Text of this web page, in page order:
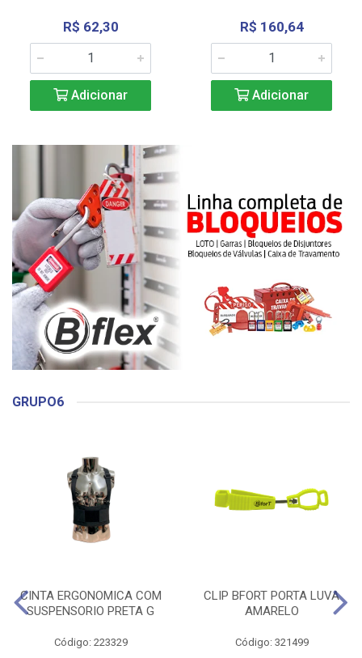
R$ 62,30
Adicionar
R$ 160,64
Adicionar
GRUPO6
CINTA ERGONOMICA COM
SUSPENSORIO PRETA G
Código: 223329
CLIP BFORT PORTA LUVA
AMARELO
Código: 321499